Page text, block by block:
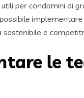
per condomini di
sostenibile e
le